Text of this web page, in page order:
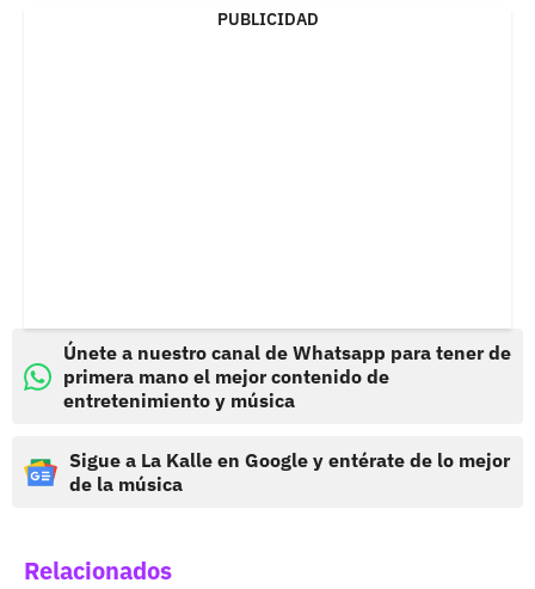
PUBLICIDAD
Únete a nuestro canal de Whatsapp para tener de
primera mano el mejor contenido de
entretenimiento y música
Sigue a La Kalle en Google y entérate de lo mejor
de la música
Relacionados